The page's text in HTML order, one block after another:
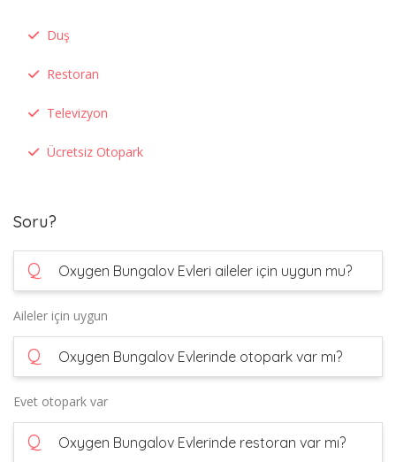
Duş
Restoran
Televizyon
Ücretsiz Otopark
Soru?
Q Oxygen Bungalov Evleri aileler için uygun mu?
Aileler için uygun
Q Oxygen Bungalov Evlerinde otopark var mı?
Evet otopark var
Q Oxygen Bungalov Evlerinde restoran var mı?